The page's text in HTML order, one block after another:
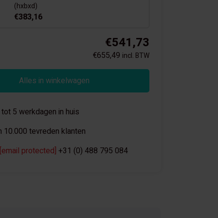
(hxbxd)
€383,16
€541,73
€655,49 incl. BTW
Alles in winkelwagen
5 werkdagen in huis
10.000 tevreden klanten
protected] +31 (0) 488 795 084